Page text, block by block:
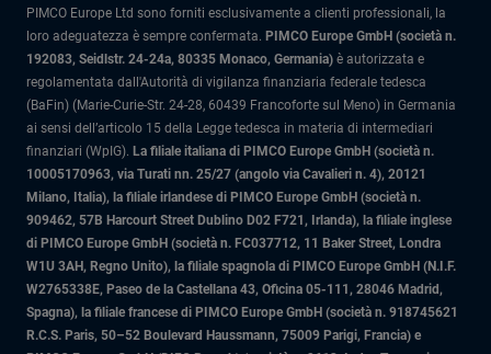
PIMCO Europe Ltd sono forniti esclusivamente a clienti professionali, la
loro adeguatezza è sempre confermata. PIMCO Europe GmbH (società n.
192083, Seidlstr. 24-24a, 80335 Monaco, Germania) è autorizzata e
regolamentata dall'Autorità di vigilanza finanziaria federale tedesca
(BaFin) (Marie-Curie-Str. 24-28, 60439 Francoforte sul Meno) in Germania
ai sensi dell’articolo 15 della Legge tedesca in materia di intermediari
finanziari (WpIG). La filiale italiana di PIMCO Europe GmbH (società n.
10005170963, via Turati nn. 25/27 (angolo via Cavalieri n. 4), 20121
Milano, Italia), la filiale irlandese di PIMCO Europe GmbH (società n.
909462, 57B Harcourt Street Dublino D02 F721, Irlanda), la filiale inglese
di PIMCO Europe GmbH (società n. FC037712, 11 Baker Street, Londra
W1U 3AH, Regno Unito), la filiale spagnola di PIMCO Europe GmbH (N.I.F.
W2765338E, Paseo de la Castellana 43, Oficina 05-111, 28046 Madrid,
Spagna), la filiale francese di PIMCO Europe GmbH (società n. 918745621
R.C.S. Paris, 50–52 Boulevard Haussmann, 75009 Parigi, Francia) e